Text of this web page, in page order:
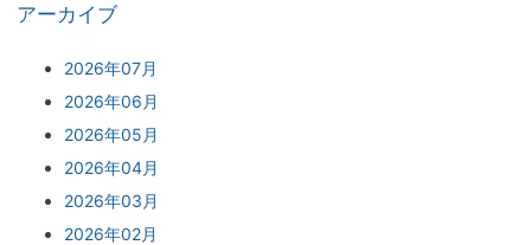
アーカイブ
2026年07月
2026年06月
2026年05月
2026年04月
2026年03月
2026年02月